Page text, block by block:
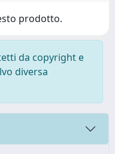
prodotto.
da copyright e
diversa